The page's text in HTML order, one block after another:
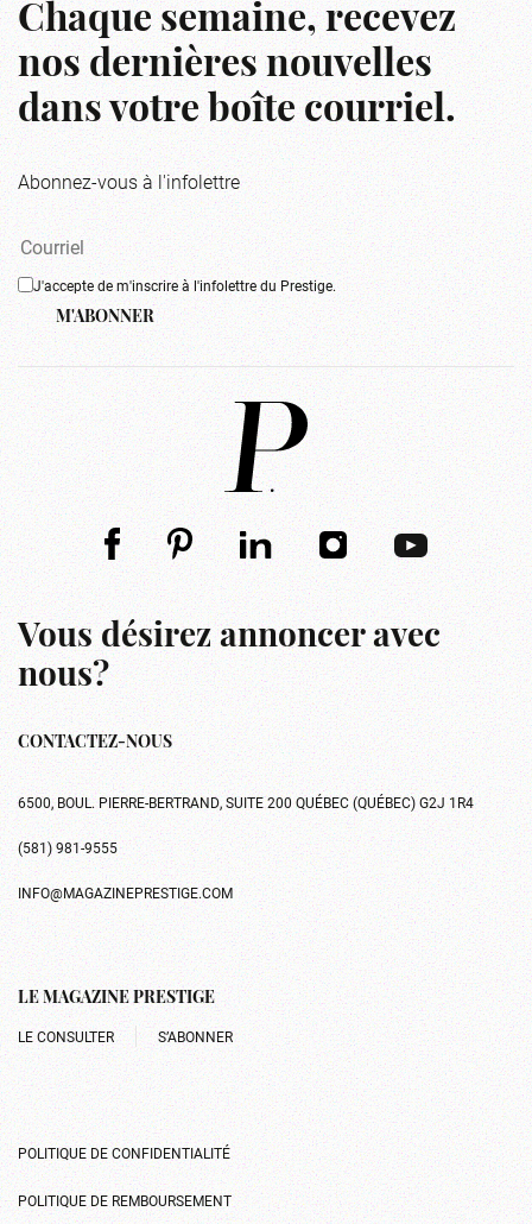
Chaque semaine, recevez
nos dernières nouvelles
dans votre boîte courriel.
Abonnez-vous à l'infolettre
J'accepte de m'inscrire à l'infolettre du Prestige.
M'ABONNER
Vous désirez annoncer avec
nous?
CONTACTEZ-NOUS
6500, BOUL. PIERRE-BERTRAND, SUITE 200 QUÉBEC (QUÉBEC) G2J 1R4
(581) 981-9555
INFO@MAGAZINEPRESTIGE.COM
LE MAGAZINE PRESTIGE
LE CONSULTER S’ABONNER
POLITIQUE DE CONFIDENTIALITÉ
POLITIQUE DE REMBOURSEMENT